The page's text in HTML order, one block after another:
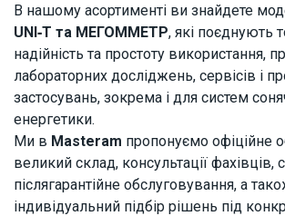
В нашому асортименті ви знайдете
UNI‑T та МЕГОММЕТР, які поєднують
надійність та простоту використання,
лабораторних досліджень, сервісів і
застосувань, зокрема і для систем
енергетики.
Ми в Masteram пропонуємо офіційне
великий склад, консультації фахівців,
післягарантійне обслуговування, а
індивідуальний підбір рішень під